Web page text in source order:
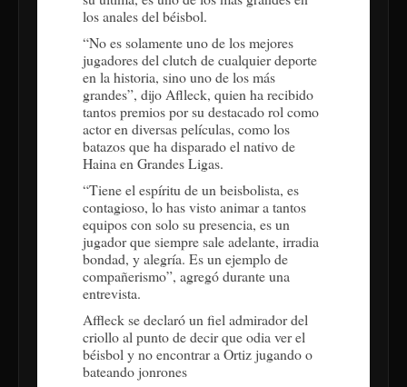
los anales del béisbol.
“No es solamente uno de los mejores
jugadores del clutch de cualquier deporte
en la historia, sino uno de los más
grandes”, dijo Aflleck, quien ha recibido
tantos premios por su destacado rol como
actor en diversas películas, como los
batazos que ha disparado el nativo de
Haina en Grandes Ligas.
“Tiene el espíritu de un beisbolista, es
contagioso, lo has visto animar a tantos
equipos con solo su presencia, es un
jugador que siempre sale adelante, irradia
bondad, y alegría. Es un ejemplo de
compañerismo”, agregó durante una
entrevista.
Affleck se declaró un fiel admirador del
criollo al punto de decir que odia ver el
béisbol y no encontrar a Ortiz jugando o
bateando jonrones